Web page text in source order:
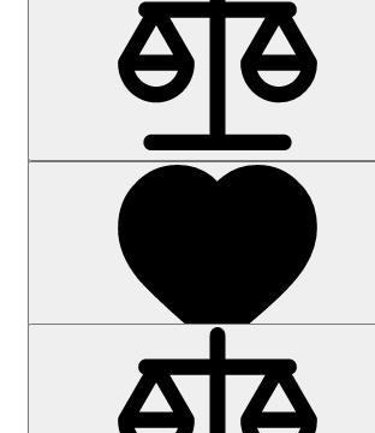
Наличие: уточняйте
Код товара: 2696-01
6ES7658-1FX58-2YH5
Цена по запросу
Наличие: уточняйте
Код товара: 31627-01
3RW5517-1HF14